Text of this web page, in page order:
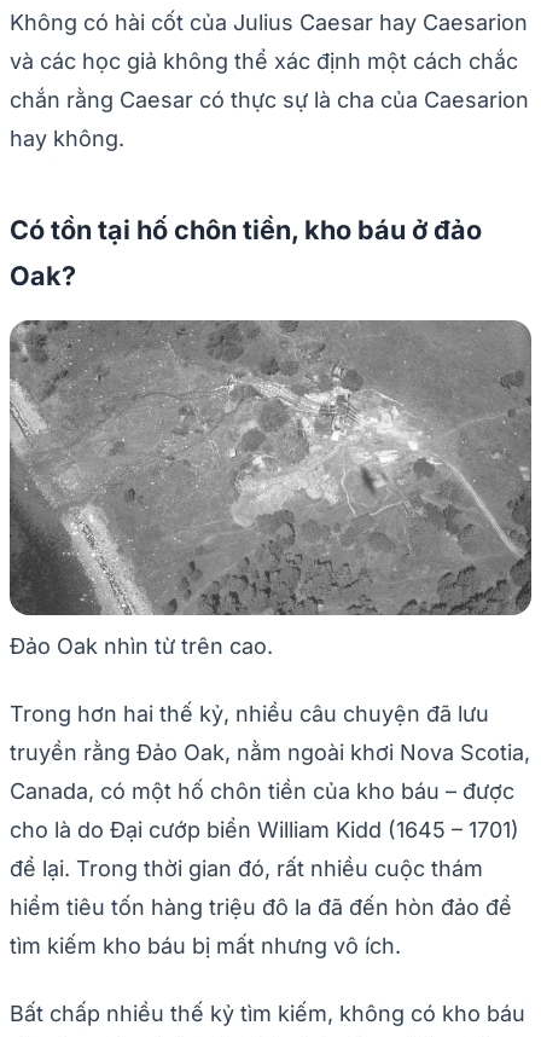
Không có hài cốt của Julius Caesar hay Caesarion
và các học giả không thể xác định một cách chắc
chắn rằng Caesar có thực sự là cha của Caesarion
hay không.
Có tồn tại hố chôn tiền, kho báu ở đảo
Oak?
Đảo Oak nhìn từ trên cao.
Trong hơn hai thế kỷ, nhiều câu chuyện đã lưu
truyền rằng Đảo Oak, nằm ngoài khơi Nova Scotia,
Canada, có một hố chôn tiền của kho báu – được
cho là do Đại cướp biển William Kidd (1645 – 1701)
để lại. Trong thời gian đó, rất nhiều cuộc thám
hiểm tiêu tốn hàng triệu đô la đã đến hòn đảo để
tìm kiếm kho báu bị mất nhưng vô ích.
Bất chấp nhiều thế kỷ tìm kiếm, không có kho báu